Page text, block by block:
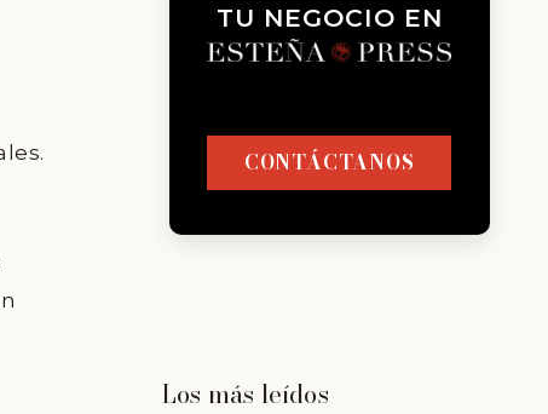
TU NEGOCIO EN
CONTÁCTANOS
Los más leídos